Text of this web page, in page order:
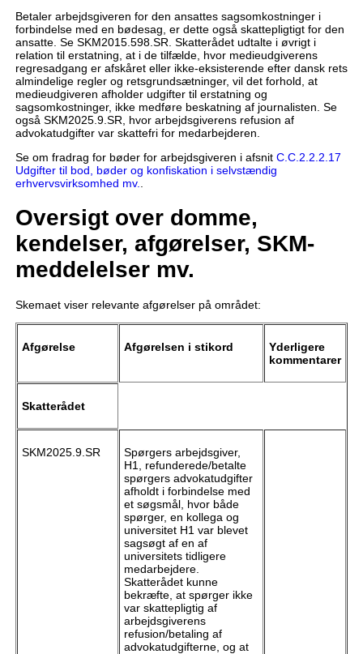
Betaler arbejdsgiveren for den ansattes sagsomkostninger i
forbindelse med en bødesag, er dette også skattepligtigt for den
ansatte. Se SKM2015.598.SR. Skatterådet udtalte i øvrigt i
relation til erstatning, at i de tilfælde, hvor medieudgiverens
regresadgang er afskåret eller ikke-eksisterende efter dansk rets
almindelige regler og retsgrundsætninger, vil det forhold, at
medieudgiveren afholder udgifter til erstatning og
sagsomkostninger, ikke medføre beskatning af journalisten. Se
også SKM2025.9.SR, hvor arbejdsgiverens refusion af
advokatudgifter var skattefri for medarbejderen.
Se om fradrag for bøder for arbejdsgiveren i afsnit C.C.2.2.2.17
Udgifter til bod, bøder og konfiskation i selvstændig
erhvervsvirksomhed mv.
Oversigt over domme,
kendelser, afgørelser, SKM-
meddelelser mv.
Skemaet viser relevante afgørelser på området:
Afgørelse Afgørelsen i stikord
Yderligere
kommentarer
Skatterådet
SKM2025.9.SR
Spørgers arbejdsgiver,
H1, refunderede/betalte
spørgers advokatudgifter
afholdt i forbindelse med
et søgsmål, hvor både
spørger, en kollega og
universitet H1 var blevet
sagsøgt af en af
universitets tidligere
medarbejdere.
Skatterådet kunne
bekræfte, at spørger ikke
var skattepligtig af
arbejdsgiverens
refusion/betaling af
advokatudgifterne, og at